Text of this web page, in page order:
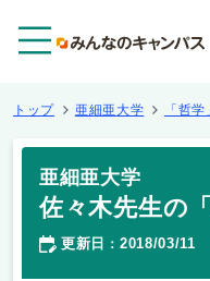
トップ 亜細亜大学 「哲
亜細亜大学
佐々木先生の
更新日 ： 2018/03/11